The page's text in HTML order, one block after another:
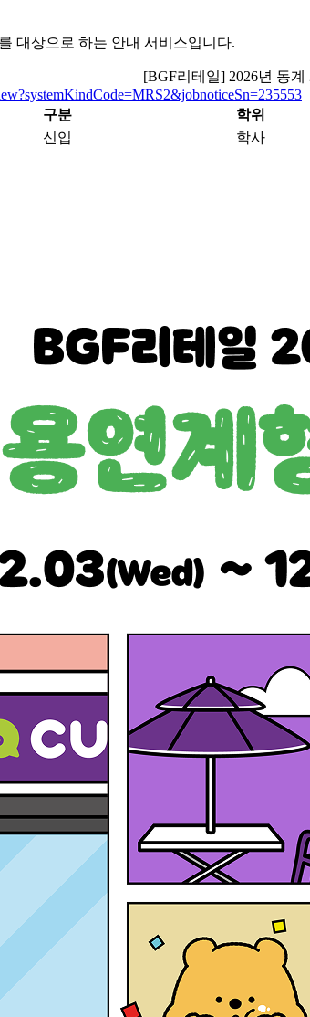
대상으로 하는 안내 서비스입니다.
[BGF리테일] 2026년 동
구분 학위
신입 학사